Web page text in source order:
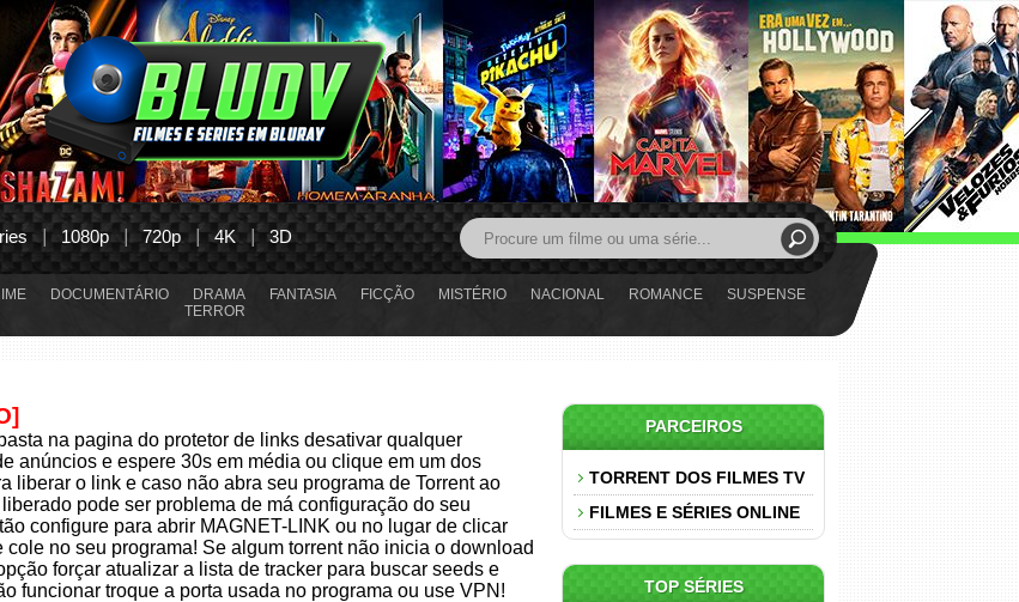
1080p 720p 4K 3D
DOCUMENTÁRIO DRAMA FANTASIA FICÇÃO MISTÉRIO NACIONAL ROMANCE
SUSPENSE
TERROR
na pagina do protetor de links desativar qualquer
anúncios e espere 30s em média ou clique em um dos
liberar o link e caso não abra seu programa de Torrent ao
pode ser problema de má configuração do seu
configure para abrir MAGNET-LINK ou no lugar de clicar
cole no seu programa! Se algum torrent não inicia o download
forçar atualizar a lista de tracker para buscar seeds e
funcionar troque a porta usada no programa ou use VPN!
PARCEIROS
TORRENT DOS FILMES TV
FILMES E SÉRIES ONLINE
TOP SÉRIES